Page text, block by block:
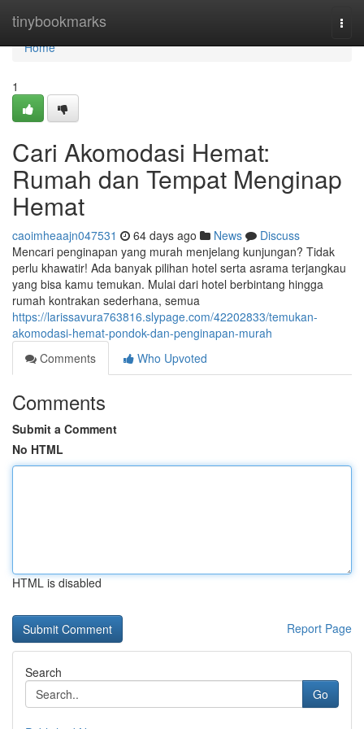
tinybookmarks
Home
Home
1
Cari Akomodasi Hemat:
Rumah dan Tempat Menginap
Hemat
caoimheaajn047531 64 days ago News
Discuss
Mencari penginapan yang murah menjelang kunjungan? Tidak
perlu khawatir! Ada banyak pilihan hotel serta asrama terjangkau
yang bisa kamu temukan. Mulai dari hotel berbintang hingga
rumah kontrakan sederhana, semua
https://larissavura763816.slypage.com/42202833/temukan-
akomodasi-hemat-pondok-dan-penginapan-murah
Comments
Who Upvoted
Comments
Submit a Comment
No HTML
HTML is disabled
Report Page
Search
Go